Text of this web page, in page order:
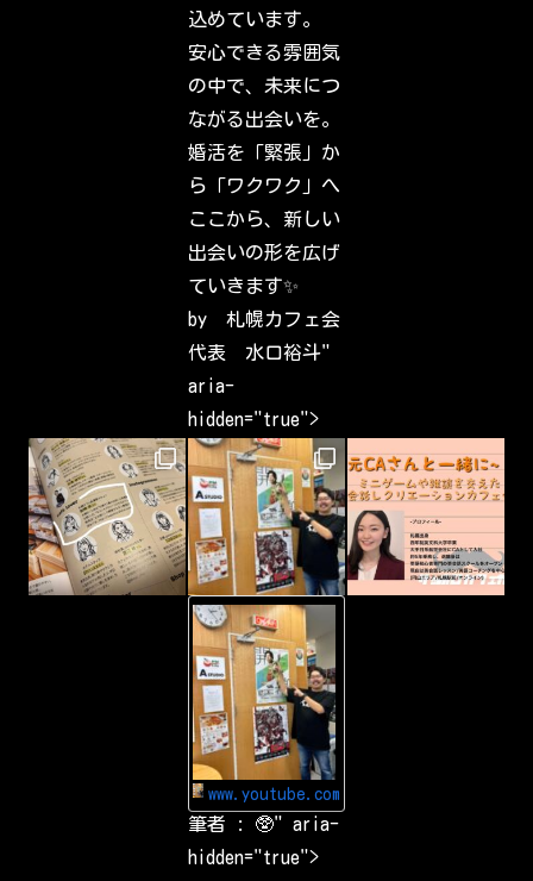
n
d
,
a
m
i
l
y
&
i
t
e
r
s
t
s
h
a
e
b
e
e
c
a
p
u
r
i
n
g
h
a
i
g
a
r
o
u
n
t
込めています。
安心できる雰囲気
の中で、未来につ
ながる出会いを。
婚活を「緊張」か
ら「ワクワク」へ
ここから、新しい
出会いの形を広げ
ていきます✨
by 札幌カフェ会
代表 水口裕斗"
aria-
hidden="true">
www.youtube.com
筆者 : 🥸" aria-
hidden="true">